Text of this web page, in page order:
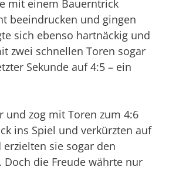
mit einem Bauerntrick
beeindrucken und gingen
sich ebenso hartnäckig und
zwei schnellen Toren sogar
Sekunde auf 4:5 – ein
und zog mit Toren zum 4:6
ins Spiel und verkürzten auf
sie sogar den
die Freude währte nur